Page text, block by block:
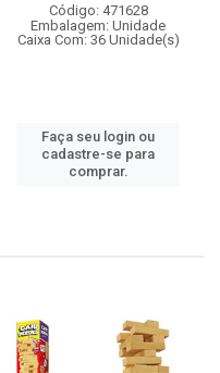
Código: 471628
Embalagem: Unidade
Caixa Com: 36 Unidade(s)
Faça seu login ou
cadastre-se para
comprar.